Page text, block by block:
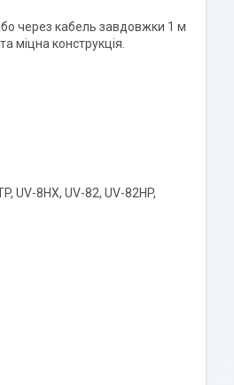
через кабель завдовжки 1 м
міцна конструкція.
UV-8HX, UV-82, UV-82HP,